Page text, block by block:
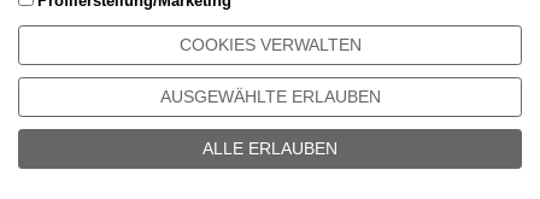
COOKIES VERWALTEN
AUSGEWÄHLTE ERLAUBEN
ALLE ERLAUBEN